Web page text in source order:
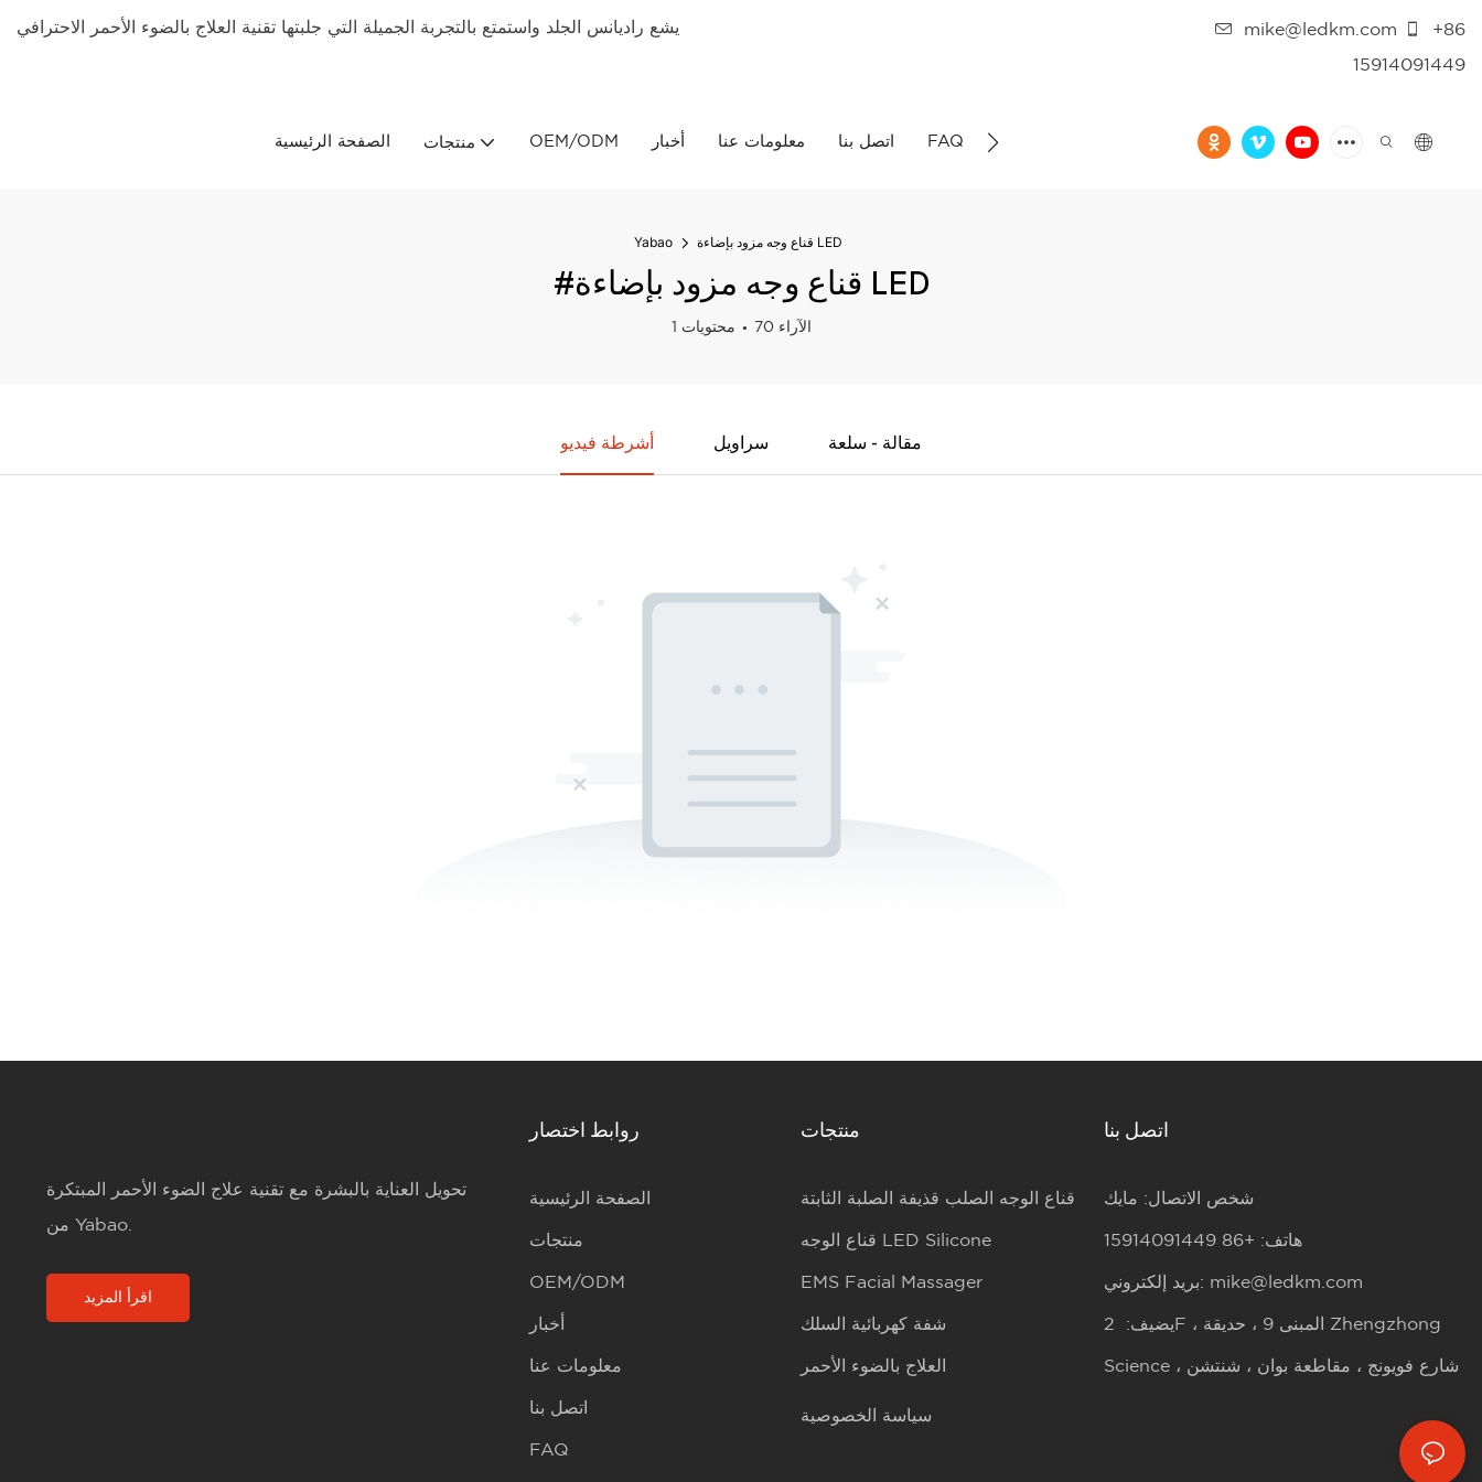
يشع راديانس الجلد واستمتع بالتجربة الجميلة التي جلبتها تقنية العلاج بالضوء الأحمر الاحترافي mike@ledkm.com +86
15914091449
الصفحة الرئيسية منتجات OEM/ODM أخبار معلومات عنا اتصل بنا FAQ فيديو
Yabao قناع وجه مزود بإضاءة LED
#قناع وجه مزود بإضاءة LED
1 محتويات 70 الآراء
أشرطة فيديو سراويل مقالة - سلعة
تحويل العناية بالبشرة مع تقنية علاج الضوء الأحمر المبتكرة
من Yabao.
اقرأ المزيد
روابط اختصار
الصفحة الرئيسية
منتجات
OEM/ODM
أخبار
معلومات عنا
اتصل بنا
FAQ
منتجات
قناع الوجه الصلب قذيفة الصلبة الثابتة
قناع الوجه LED Silicone
EMS Facial Massager
شفة كهربائية السلك
العلاج بالضوء الأحمر
سياسة الخصوصية
اتصل بنا
شخص الاتصال: مايك
هاتف: +86 15914091449
بريد إلكتروني: mike@ledkm.com
يضيف: 2F ، المبنى 9 ، حديقة Zhengzhong
Science ، شارع فويونج ، مقاطعة بوان ، شنتشن